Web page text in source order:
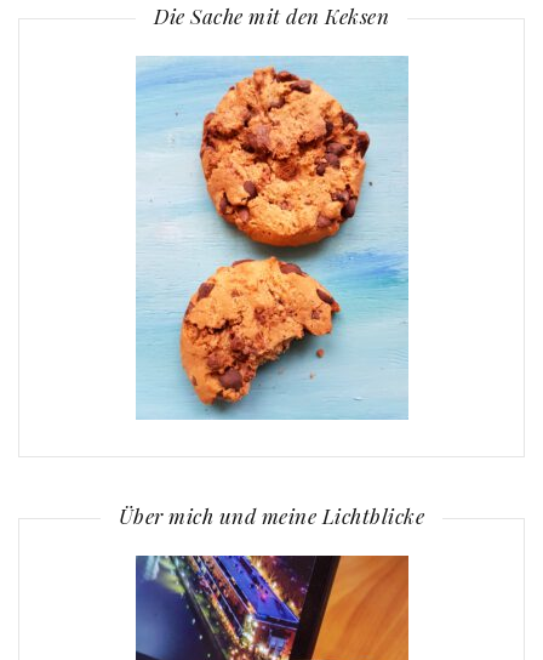
Die Sache mit den Keksen
Über mich und meine Lichtblicke